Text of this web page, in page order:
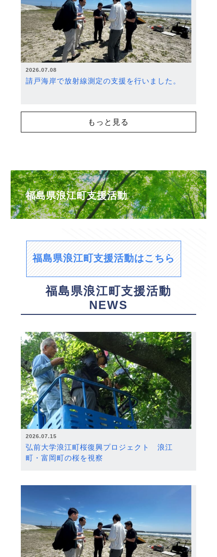
2026.07.08
請戸海岸で放射線測定の支援を行いました。
もっと見る
福島県浪江町支援活動
福島県浪江町支援活動はこちら
福島県浪江町支援活動
NEWS
2026.07.15
弘前大学浪江町桜復興プロジェクト 浪江
町・富岡町の桜を視察